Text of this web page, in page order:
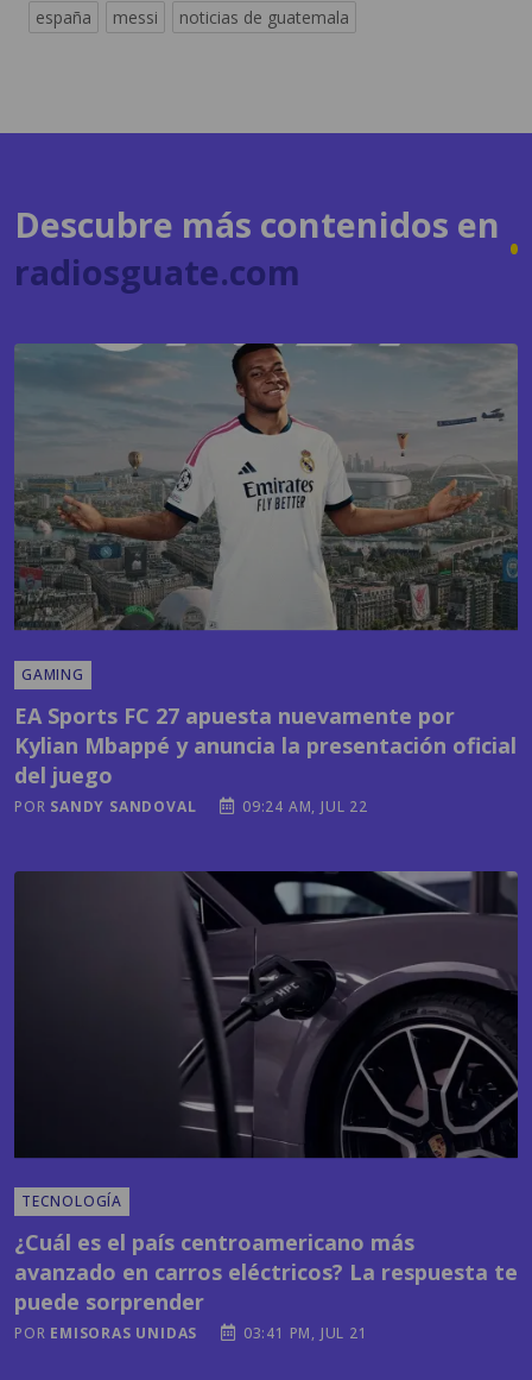
radiosguate.com
GAMING
Kylian Mbappé y anuncia la presentación oficial
del juego
PORSANDY SANDOVAL 09:24 AM, JUL 22
avanzado en carros eléctricos? La respuesta te
puede sorprender
EMISORAS UNIDAS 03:41 PM, JUL 21